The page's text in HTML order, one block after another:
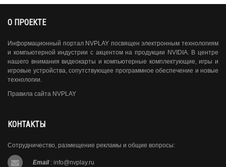
О ПРОЕКТЕ
Информационный портал NVPLAY посвящен электронным технологиям
и компьютерной индустрии с акцентом на продукции NVIDIA. В центре
нашего внимания видеокарты и компьютерные комплектующие, игры и
игровые устройства, сопутствующее программное обеспечение и новые
технологии.
Правила сайта NVPLAY
КОНТАКТЫ
Сотрудничество, размещение рекламы и общие вопросы:
Email : info@nvplay.ru